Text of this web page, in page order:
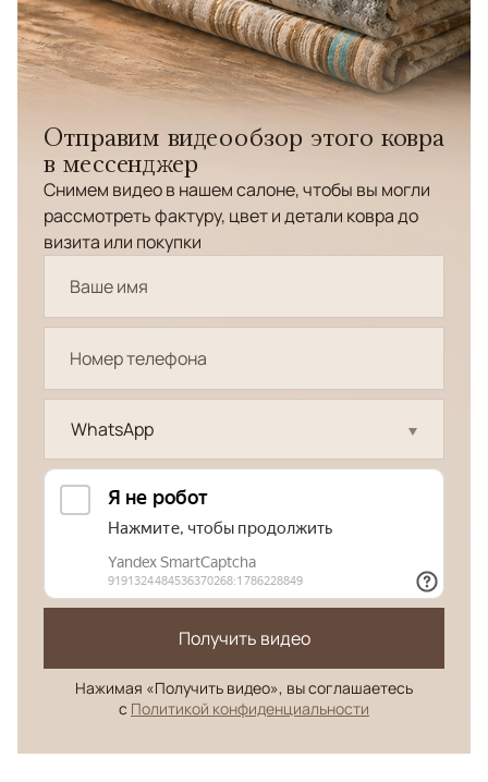
Отправим видеообзор этого ковра
в мессенджер
Снимем видео в нашем салоне, чтобы вы могли
рассмотреть фактуру, цвет и детали ковра до
визита или покупки
WhatsApp
Получить видео
Нажимая «Получить видео», вы соглашаетесь
с Политикой конфиденциальности